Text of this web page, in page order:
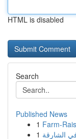
HTML is disabled
Search
Published News
1 Farm-
1 الشارقة